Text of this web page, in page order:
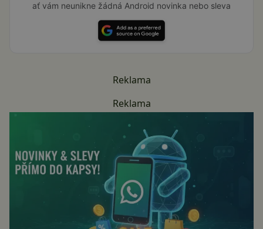
ať vám neunikne žádná Android novinka nebo sleva
Reklama
Reklama